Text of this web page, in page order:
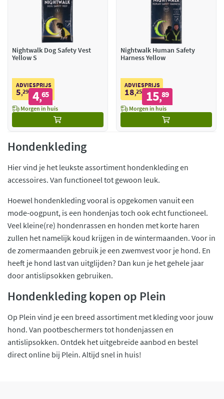
Nightwalk Dog Safety Vest
Yellow S
ADVIESPRIJS
5,29 4,65
Morgen in huis
Nightwalk Human Safety
Harness Yellow
ADVIESPRIJS
18,25 15,89
Morgen in huis
Hondenkleding
Hier vind je het leukste assortiment hondenkleding en
accessoires. Van functioneel tot gewoon leuk.
Hoewel hondenkleding vooral is opgekomen vanuit een
mode-oogpunt, is een hondenjas toch ook echt functioneel.
Veel kleine(re) hondenrassen en honden met korte haren
zullen het namelijk koud krijgen in de wintermaanden. Voor in
de zomermaanden gebruik je een zwemvest voor je hond. En
heeft je hond last van uitglijden? Dan kun je het gehele jaar
door antislipsokken gebruiken.
Hondenkleding kopen op Plein
Op Plein vind je een breed assortiment met kleding voor jouw
hond. Van pootbeschermers tot hondenjassen en
antislipsokken. Ontdek het uitgebreide aanbod en bestel
direct online bij Plein. Altijd snel in huis!